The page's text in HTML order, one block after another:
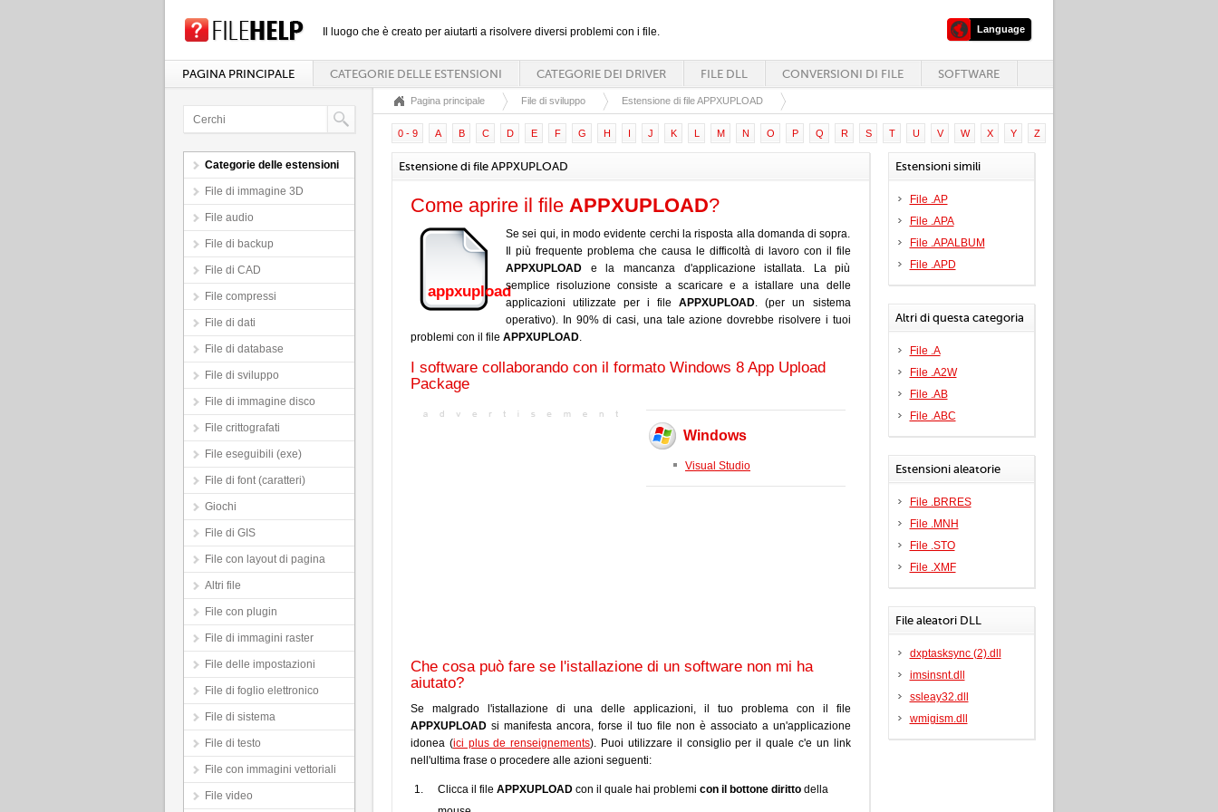
Il luogo che è creato per aiutarti a risolvere diversi problemi con i file. Language
PAGINA PRINCIPALE CATEGORIE DELLE ESTENSIONI CATEGORIE DEI DRIVER FILE DLL CONVERSIONI DI FILE SOFTWARE
Categorie delle estensioni
File di immagine 3D
File audio
File di backup
File di CAD
File compressi
File di dati
File di database
File di sviluppo
File di immagine disco
File crittografati
File eseguibili (exe)
File di font (caratteri)
Giochi
File di GIS
File con layout di pagina
Altri file
File con plugin
File di immagini raster
File delle impostazioni
File di foglio elettronico
File di sistema
File di testo
File con immagini vettoriali
File video
Pagina principale File di sviluppo Estensione di file APPXUPLOAD
0 - 9 A B C D E F G H I J K L M N O P Q R S T U V W X Y Z
Estensione di file APPXUPLOAD
Come aprire il file APPXUPLOAD?
appxupload
Se sei qui, in modo evidente cerchi la risposta alla domanda di sopra.
Il più frequente problema che causa le difficoltà di lavoro con il file
APPXUPLOAD e la mancanza d'applicazione istallata. La più
semplice risoluzione consiste a scaricare e a istallare una delle
applicazioni utilizzate per i fileAPPXUPLOAD. (per un sistema
operativo). In 90% di casi, una tale azione dovrebbe risolvere i tuoi
problemi con il file APPXUPLOAD.
I software collaborando con il formato Windows 8 App Upload
Package
Windows
Visual Studio
Che cosa può fare se l'istallazione di un software non mi ha
aiutato?
Se malgrado l'istallazione di una delle applicazioni, il tuo problema con il file
APPXUPLOAD si manifesta ancora, forse il tuo file non è associato a un'applicazione
idonea (ici plus de renseignements). Puoi utilizzare il consiglio per il quale c'e un link
nell'ultima frase o procedere alle azioni seguenti:
Clicca il file APPXUPLOAD con il quale hai problemi con il bottone diritto della
Estensioni simili
File .AP
File .APA
File .APALBUM
File .APD
Altri di questa categoria
File .A
File .A2W
File .AB
File .ABC
Estensioni aleatorie
File .BRRES
File .MNH
File .STO
File .XMF
File aleatori DLL
dxptasksync (2).dll
imsinsnt.dll
ssleay32.dll
wmigism.dll